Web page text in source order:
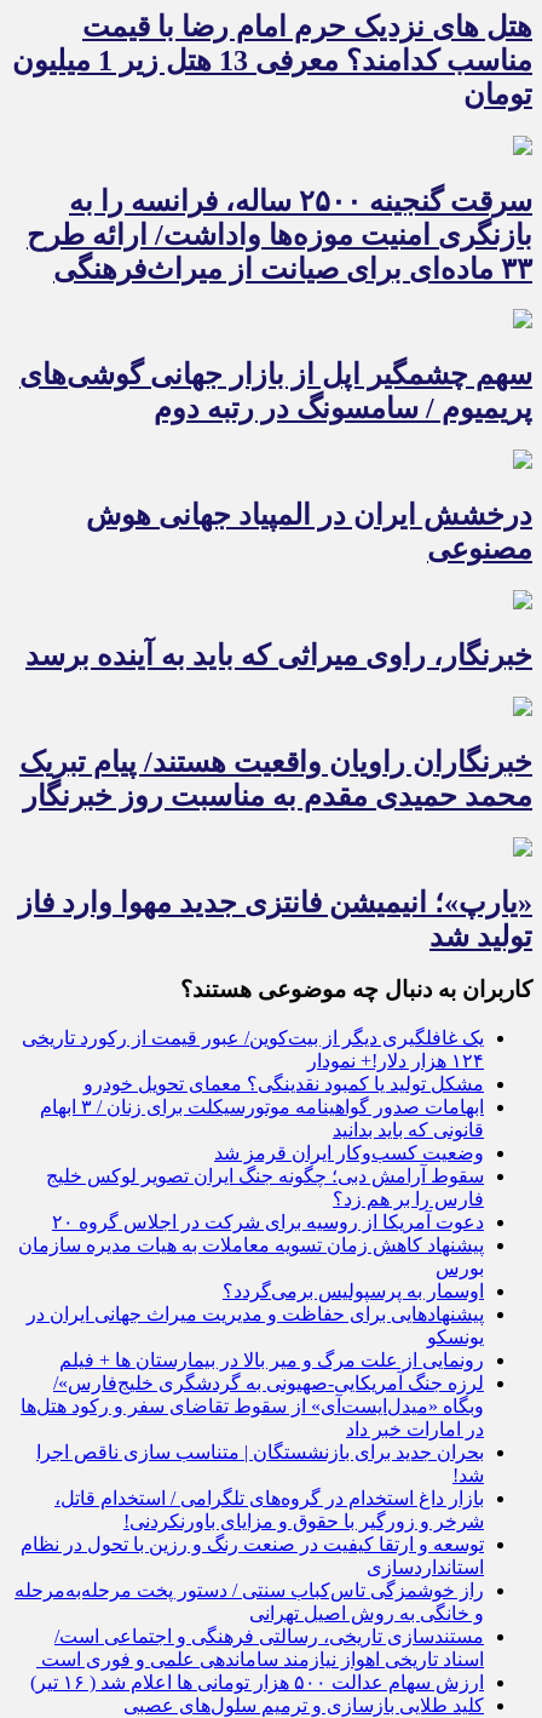
هتل های نزدیک حرم امام رضا با قیمت
مناسب کدامند؟ معرفی 13 هتل زیر 1 میلیون
تومان
سرقت گنجینه ۲۵۰۰ ساله، فرانسه را به
بازنگری امنیت موزه‌ها واداشت/ ارائه طرح
۳۳ ماده‌ای برای صیانت از میراث‌فرهنگی
سهم چشمگیر اپل از بازار جهانی گوشی‌های
پریمیوم / سامسونگ در رتبه دوم
درخشش ایران در المپیاد جهانی هوش
مصنوعی
خبرنگار، راوی میراثی که باید به آینده برسد
خبرنگاران راویان واقعیت هستند/ پیام تبریک
محمد حمیدی مقدم به مناسبت روز خبرنگار
«یارپ»؛ انیمیشن فانتزی جدید مهوا وارد فاز
تولید شد
کاربران به دنبال چه موضوعی هستند؟
یک غافلگیری دیگر از بیت‌کوین/ عبور قیمت از رکورد تاریخی
۱۲۴ هزار دلار!+ نمودار
مشکل تولید یا کمبود نقدینگی؟ معمای تحویل خودرو
ابهامات صدور گواهینامه موتورسیکلت برای زنان / ۳ ابهام
قانونی که باید بدانید
وضعیت کسب‌وکار ایران قرمز شد
سقوط آرامش دبی؛ چگونه جنگ ایران تصویر لوکس خلیج
فارس را بر هم زد؟
دعوت آمریکا از روسیه برای شرکت در اجلاس گروه ۲۰
پیشنهاد کاهش زمان تسویه معاملات به هیات مدیره سازمان
بورس
اوسمار به پرسپولیس برمی‌گردد؟
پیشنهادهایی برای حفاظت و مدیریت میراث جهانی ایران در
یونسکو
رونمایی از علت مرگ و میر بالا در بیمارستان ها + فیلم
لرزه جنگ آمریکایی-صهیونی به گردشگری خلیج‌فارس»/
وبگاه «میدل‌ایست‌آی» از سقوط تقاضای سفر و رکود هتل‌ها
در امارات خبر داد
بحران جدید برای بازنشستگان | متناسب سازی ناقص اجرا
شد!
بازار داغ استخدام در گروه‌های تلگرامی / استخدام قاتل،
شرخر و زورگیر با حقوق و مزایای باورنکردنی!
توسعه و ارتقا کیفیت در صنعت رنگ و رزین با تحول در نظام
استانداردسازی
راز خوشمزگی تاس‌کباب سنتی / دستور پخت مرحله‌به‌مرحله
و خانگی به روش اصیل تهرانی
مستندسازی تاریخی، رسالتی فرهنگی و اجتماعی است/
اسناد تاریخی اهواز نیازمند ساماندهی علمی و فوری است
ارزش سهام عدالت ۵۰۰ هزار تومانی ها اعلام شد ( ۱۶ تیر)
کلید طلایی بازسازی و ترمیم سلول‌های عصبی